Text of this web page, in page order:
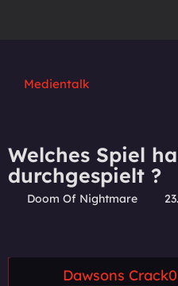
Medientalk
Welches Spiel
durchgespielt ?
Doom Of Nightmare
Dawsons